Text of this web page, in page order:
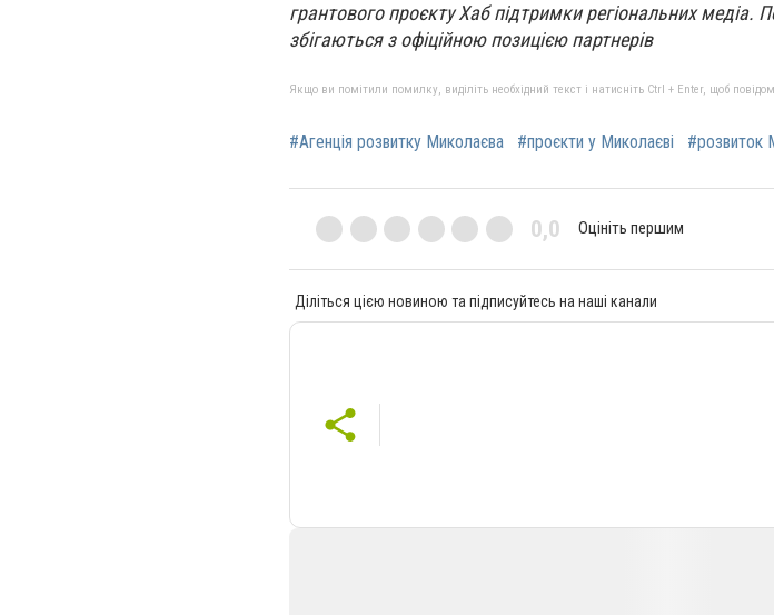
грантового проєкту Хаб підтримки регіональних медіа.
збігаються з офіційною позицією партнерів
Якщо ви помітили помилку, виділіть необхідний текст і натисніть Ctrl + Enter, щоб
#Агенція розвитку Миколаєва #проєкти у Миколаєві #розвиток
0,0 Оцініть першим
Діліться цією новиною та підписуйтесь на наші канали